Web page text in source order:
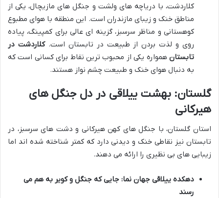
کلاردشت، با دریاچه های ولشت و جنگل های مازیچال، یکی از
مناطق خنک و زیبای مازندران است. این منطقه با هوای مطبوع
کوهستانی و مناظر سرسبز، گزینه ای عالی برای کمپینگ، پیاده
روی و لذت بردن از طبیعت در تابستان است.کلاردشت در
تابستان همواره یکی از محبوب ترین نقاط برای کسانی است که
به دنبال هوای خنک و طبیعت چشم نواز هستند.
گلستان: بهشت ییلاقی در دل جنگل های
هیرکانی
استان گلستان، با جنگل های کهن هیرکانی و دشت های سرسبز، در
تابستان نیز نقاطی خنک و دیدنی دارد که کمتر شناخته شده اند اما
زیبایی های بی نظیری را ارائه می دهند.
دهکده ییلاقی جهان نما: جایی که جنگل و کویر به هم می
رسند